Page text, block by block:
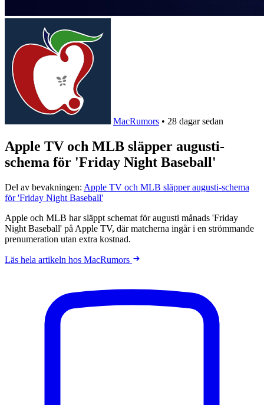
MacRumors • 28 dagar sedan
Apple TV och MLB släpper augusti-
schema för 'Friday Night Baseball'
Del av bevakningen: Apple TV och MLB släpper augusti-schema
för 'Friday Night Baseball'
Apple och MLB har släppt schemat för augusti månads 'Friday
Night Baseball' på Apple TV, där matcherna ingår i en strömmande
prenumeration utan extra kostnad.
Läs hela artikeln hos MacRumors